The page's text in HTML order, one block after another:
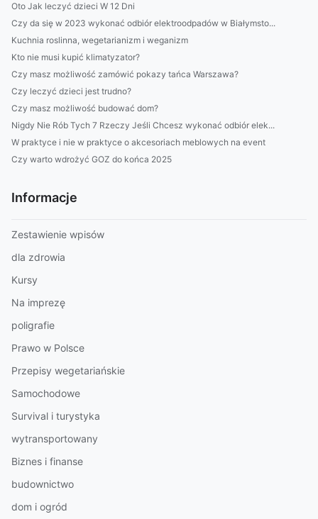
Oto Jak leczyć dzieci W 12 Dni
Czy da się w 2023 wykonać odbiór elektroodpadów w Białymsto...
Kuchnia roslinna, wegetarianizm i weganizm
Kto nie musi kupić klimatyzator?
Czy masz możliwość zamówić pokazy tańca Warszawa?
Czy leczyć dzieci jest trudno?
Czy masz możliwość budować dom?
Nigdy Nie Rób Tych 7 Rzeczy Jeśli Chcesz wykonać odbiór elek...
W praktyce i nie w praktyce o akcesoriach meblowych na event
Czy warto wdrożyć GOZ do końca 2025
Informacje
Zestawienie wpisów
dla zdrowia
Kursy
Na imprezę
poligrafie
Prawo w Polsce
Przepisy wegetariańskie
Samochodowe
Survival i turystyka
wytransportowany
Biznes i finanse
budownictwo
dom i ogród